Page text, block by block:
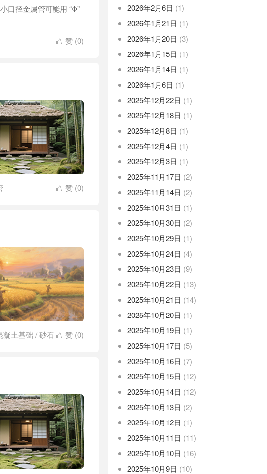
口径金属管可能用 “Φ”
 赞 (0)
 赞 (0)
 赞 (0)
凝土基础 /砂石
2026年2月6日 (1)
2026年1月21日 (1)
2026年1月20日 (3)
2026年1月15日 (1)
2026年1月14日 (1)
2026年1月6日 (1)
2025年12月22日 (1)
2025年12月18日 (1)
2025年12月8日 (1)
2025年12月4日 (1)
2025年12月3日 (1)
2025年11月17日 (2)
2025年11月14日 (2)
2025年10月31日 (1)
2025年10月30日 (2)
2025年10月29日 (1)
2025年10月24日 (4)
2025年10月23日 (9)
2025年10月22日 (13)
2025年10月21日 (14)
2025年10月20日 (1)
2025年10月19日 (1)
2025年10月17日 (5)
2025年10月16日 (7)
2025年10月15日 (12)
2025年10月14日 (12)
2025年10月13日 (2)
2025年10月12日 (1)
2025年10月11日 (11)
2025年10月10日 (16)
2025年10月9日 (10)